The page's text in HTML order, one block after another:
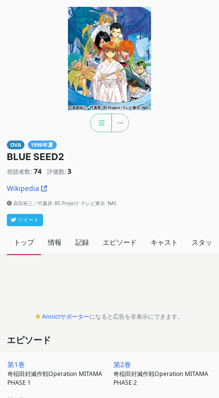
OVA 1996年夏
BLUE SEED2
視聴者数: 74 評価数: 3
Wikipedia
高田裕三／竹書房･BS Project･テレビ東京･NAS
ツイート
トップ 情報 記録 エピソード キャスト スタッフ
Annictサポーターになると広告を非表示にできます。
エピソード
第1巻
奇稲田封滅作戦Operation MITAMA
PHASE 1
第2巻
奇稲田封滅作戦Operation MITAMA
PHASE 2